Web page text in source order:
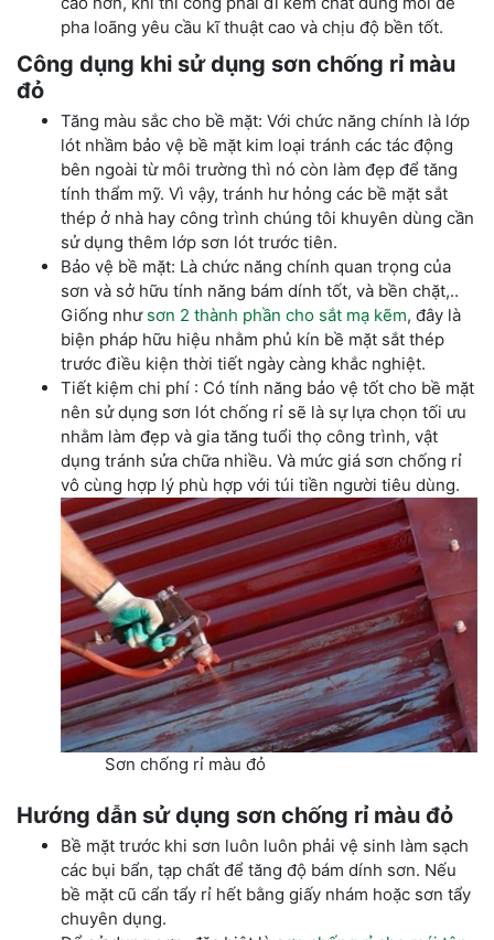
pha loãng yêu cầu kĩ thuật cao và chịu độ bền tốt.
Công dụng khi sử dụng sơn chống rỉ màu
đỏ
Tăng màu sắc cho bề mặt: Với chức năng chính là lớp
lót nhầm bảo vệ bề mặt kim loại tránh các tác động
bên ngoài từ môi trường thì nó còn làm đẹp để tăng
tính thẩm mỹ. Vì vậy, tránh hư hỏng các bề mặt sắt
thép ở nhà hay công trình chúng tôi khuyên dùng cần
sử dụng thêm lớp sơn lót trước tiên.
Bảo vệ bề mặt: Là chức năng chính quan trọng của
sơn và sở hữu tính năng bám dính tốt, và bền chặt,..
Giống như sơn 2 thành phần cho sắt mạ kẽm, đây là
biện pháp hữu hiệu nhằm phủ kín bề mặt sắt thép
trước điều kiện thời tiết ngày càng khắc nghiệt.
Tiết kiệm chi phí : Có tính năng bảo vệ tốt cho bề mặt
nên sử dụng sơn lót chống rỉ sẽ là sự lựa chọn tối ưu
nhằm làm đẹp và gia tăng tuổi thọ công trình, vật
dụng tránh sửa chữa nhiều. Và mức giá sơn chống rỉ
vô cùng hợp lý phù hợp với túi tiền người tiêu dùng.
Sơn chống rỉ màu đỏ
Hướng dẫn sử dụng sơn chống rỉ màu đỏ
Bề mặt trước khi sơn luôn luôn phải vệ sinh làm sạch
các bụi bẩn, tạp chất để tăng độ bám dính sơn. Nếu
bề mặt cũ cẩn tẩy rỉ hết bằng giấy nhám hoặc sơn tẩy
chuyên dụng.